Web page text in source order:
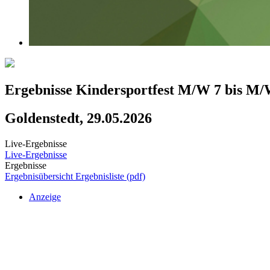
Ergebnisse Kindersportfest M/W 7 bis M/
Goldenstedt, 29.05.2026
Live-Ergebnisse
Live-Ergebnisse
Ergebnisse
Ergebnisübersicht Ergebnisliste (pdf)
Anzeige